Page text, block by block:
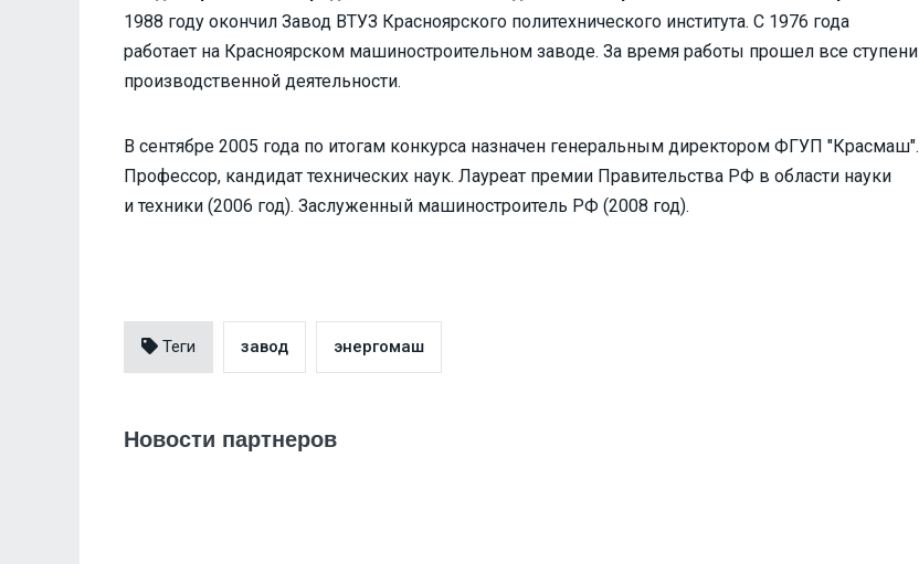
1988 году окончил Завод ВТУЗ Красноярского политехнического института. С 1976 года
работает на Красноярском машиностроительном заводе. За время работы прошел все ступени
производственной деятельности.
В сентябре 2005 года по итогам конкурса назначен генеральным директором ФГУП "Красмаш".
Профессор, кандидат технических наук. Лауреат премии Правительства РФ в области науки
и техники (2006 год). Заслуженный машиностроитель РФ (2008 год).
Теги завод энергомаш
Новости партнеров